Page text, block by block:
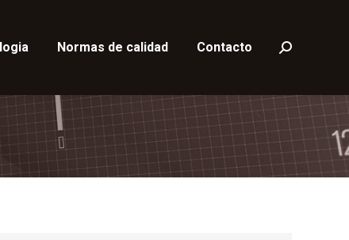
Normas de calidad Contacto Buscar: